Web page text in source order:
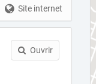
Site internet
Ouvrir